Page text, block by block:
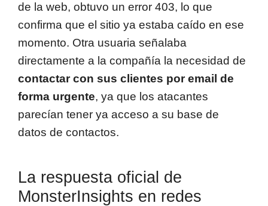
de la web, obtuvo un error 403, lo que
confirma que el sitio ya estaba caído en ese
momento. Otra usuaria señalaba
directamente a la compañía la necesidad de
contactar con sus clientes por email de
forma urgente, ya que los atacantes
parecían tener ya acceso a su base de
datos de contactos.
La respuesta oficial de
MonsterInsights en redes